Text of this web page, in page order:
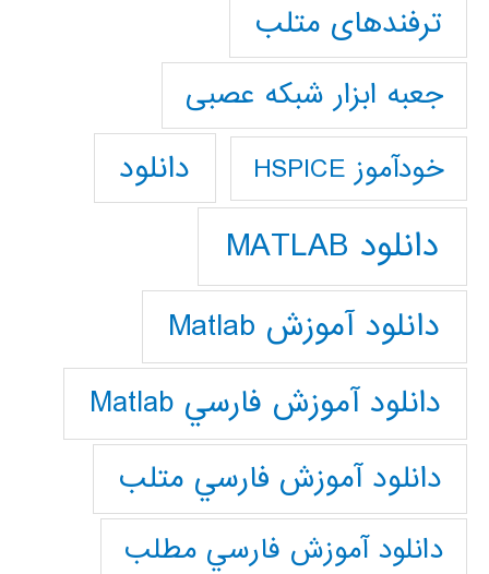
ترفندهای متلب
جعبه ابزار شبکه عصبی
خودآموز HSPICE دانلود
دانلود MATLAB
دانلود آموزش Matlab
دانلود آموزش فارسي Matlab
دانلود آموزش فارسي متلب
دانلود آموزش فارسي مطلب